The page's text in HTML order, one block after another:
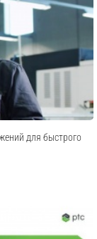
для быстрого